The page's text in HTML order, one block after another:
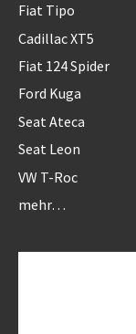
Fiat Tipo
Cadillac XT5
Fiat 124 Spider
Ford Kuga
Seat Ateca
Seat Leon
VW T-Roc
mehr…